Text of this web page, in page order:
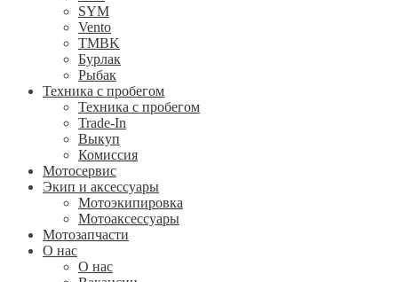
SYM
Vento
TMBK
Бурлак
Рыбак
Техника с пробегом
Техника с пробегом
Trade-In
Выкуп
Комиссия
Мотосервис
Экип и аксессуары
Мотоэкипировка
Мотоаксессуары
Мотозапчасти
О нас
О нас